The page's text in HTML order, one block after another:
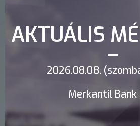
AKTUÁLIS
2026.08.08.
Merkantil Bank